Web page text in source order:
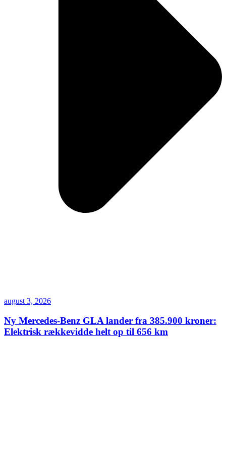
august 3, 2026
Ny Mercedes-Benz GLA lander fra 385.900 kroner:
Elektrisk rækkevidde helt op til 656 km